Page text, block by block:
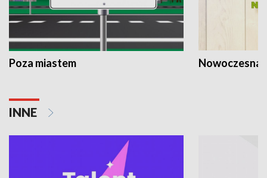
Poza miastem Nowoczesna
INNE